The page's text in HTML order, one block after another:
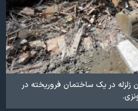
زلزله‌ در یک ساختمان فروریخته در